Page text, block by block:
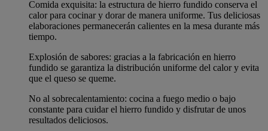
Comida exquisita: la estructura de hierro fundido conserva el
calor para cocinar y dorar de manera uniforme. Tus deliciosas
elaboraciones permanecerán calientes en la mesa durante más
tiempo.
Explosión de sabores: gracias a la fabricación en hierro
fundido se garantiza la distribución uniforme del calor y evita
que el queso se queme.
No al sobrecalentamiento: cocina a fuego medio o bajo
constante para cuidar el hierro fundido y disfrutar de unos
resultados deliciosos.